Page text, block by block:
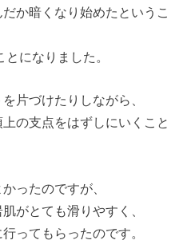
か暗くなり始めたというこ
とになりました。
片づけたりしながら、
の支点をはずしにいくこと
ったのですが、
がとても滑りやすく、
ってもらったのです。